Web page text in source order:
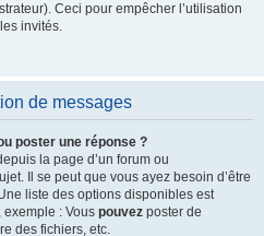
Ceci pour empêcher l’utilisation
invités.
de messages
poster une réponse ?
la page d’un forum ou
Il se peut que vous ayez besoin d’être
liste des options disponibles est
: Vous pouvez poster de
des fichiers, etc.